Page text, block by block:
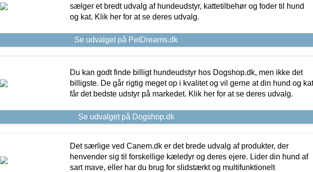
sælger et bredt udvalg af hundeudstyr, kattetilbehør og foder til hund
og kat. Klik her for at se deres udvalg.
Se udvalget på PetDreams.dk
Du kan godt finde billigt hundeudstyr hos Dogshop.dk, men ikke det
billigste. De går rigtig meget op i kvalitet og vil gerne at din hund og kat
får det bedste udstyr på markedet. Klik her for at se deres udvalg.
Se udvalget på Dogshop.dk
Det særlige ved Canem.dk er det brede udvalg af produkter, der
henvender sig til forskellige kæledyr og deres ejere. Lider din hund af
sart mave, eller har du brug for slidstærkt og multifunktionelt